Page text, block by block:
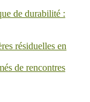
de durabilité :
résiduelles en
de rencontres